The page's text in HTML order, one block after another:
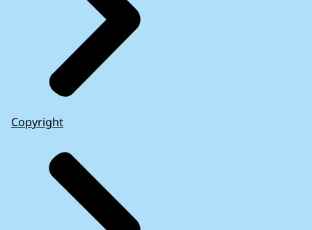
Copyright